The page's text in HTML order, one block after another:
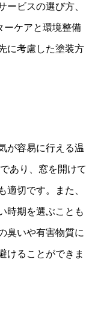
ービスの選び方、
ーケアと環境整備
に考慮した塗装方
が容易に行える温
あり、窓を開けて
適切です。また、
時期を選ぶことも
臭いや有害物質に
けることができま